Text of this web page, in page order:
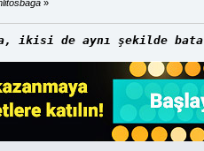
»
ikisi de aynı şekilde